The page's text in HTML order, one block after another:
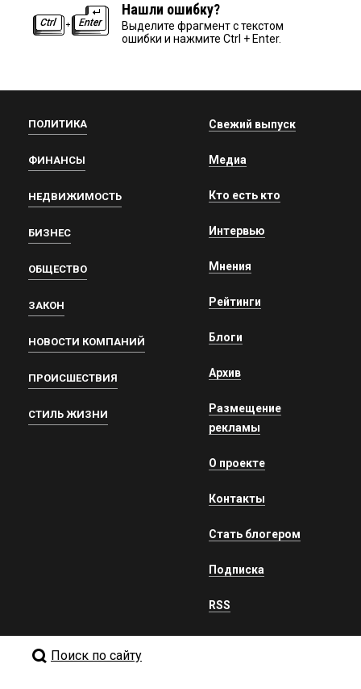
Нашли ошибку?
Выделите фрагмент с текстом
ошибки и нажмите Ctrl + Enter.
ПОЛИТИКА
ФИНАНСЫ
НЕДВИЖИМОСТЬ
БИЗНЕС
ОБЩЕСТВО
ЗАКОН
НОВОСТИ КОМПАНИЙ
ПРОИСШЕСТВИЯ
СТИЛЬ ЖИЗНИ
Свежий выпуск
Медиа
Кто есть кто
Интервью
Мнения
Рейтинги
Блоги
Архив
Размещение
рекламы
О проекте
Контакты
Стать блогером
Подписка
RSS
Поиск по сайту